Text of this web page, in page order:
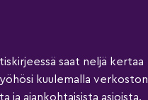
saat neljä kertaa
kuulemalla verkoston
ja ajankohtaisista asioista.